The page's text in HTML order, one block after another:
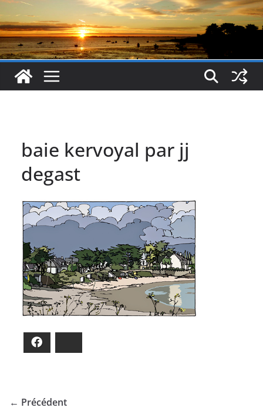
baie kervoyal par jj
degast
← Précédent